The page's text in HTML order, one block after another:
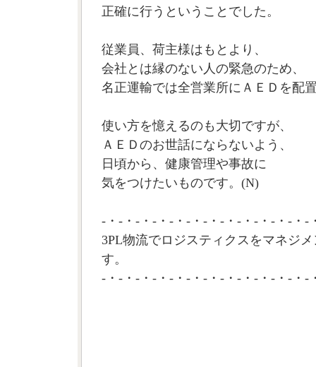
正確に行うということでした。
従業員、荷主様はもとより、
会社とは縁のない人の緊急のため、
名正運輸では全営業所にＡＥＤを配
使い方を憶えるのも大切ですが、
ＡＥＤのお世話にならないよう、
日頃から、健康管理や事故に
気をつけたいものです。(N)
-・-・-・-・-・-・-・-・-・-・-・-・-
3PL物流でロジスティクスをマネジ
す。
-・-・-・-・-・-・-・-・-・-・-・-・-